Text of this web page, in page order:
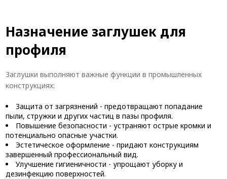
Назначение заглушек для
профиля
Заглушки выполняют важные функции в промышленных
конструкциях:
Защита от загрязнений - предотвращают попадание
пыли, стружки и других частиц в пазы профиля.
Повышение безопасности - устраняют острые кромки и
потенциально опасные участки.
Эстетическое оформление - придают конструкциям
завершенный профессиональный вид.
Улучшение гигиеничности - упрощают уборку и
дезинфекцию поверхностей.